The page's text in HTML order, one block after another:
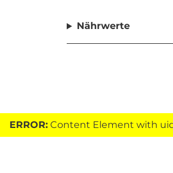
Nährwerte
ERROR: Content Element with